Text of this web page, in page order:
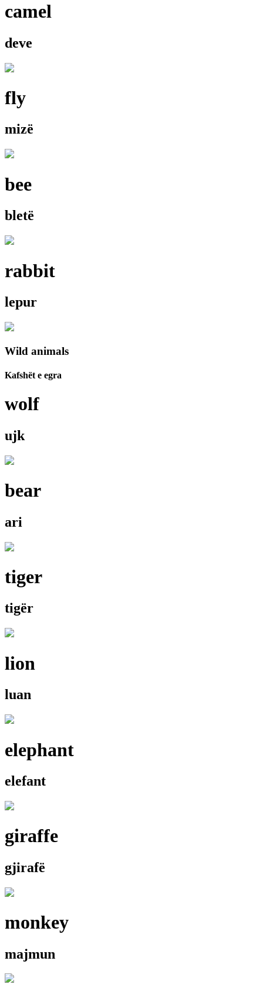
camel
deve
fly
mizë
bee
bletë
rabbit
lepur
Wild animals
Kafshët e egra
wolf
ujk
bear
ari
tiger
tigër
lion
luan
elephant
elefant
giraffe
gjirafë
monkey
majmun